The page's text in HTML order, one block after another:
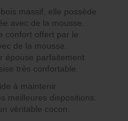
massif, elle possède
avec de la mousse.
confort offert par le
de la mousse.
épouse parfaitement
très confortable.
à maintenir
meilleures dispositions.
véritable cocon.